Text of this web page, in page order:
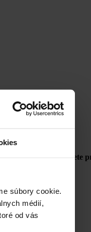
súbory cookie.
médií,
od vás
lasagne